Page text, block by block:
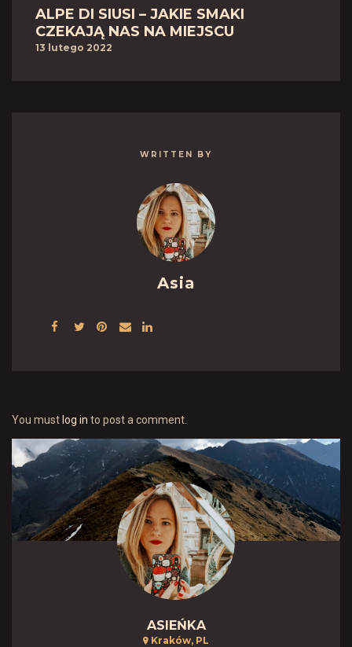
ALPE DI SIUSI – JAKIE SMAKI
CZEKAJĄ NAS NA MIEJSCU
13 lutego 2022
WRITTEN BY
Asia
You must log in to post a comment.
ASIEŃKA
Kraków, PL